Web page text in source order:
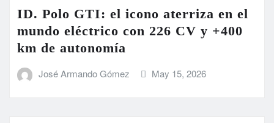
ID. Polo GTI: el icono aterriza en el
mundo eléctrico con 226 CV y +400
km de autonomía
José Armando Gómez May 15, 2026